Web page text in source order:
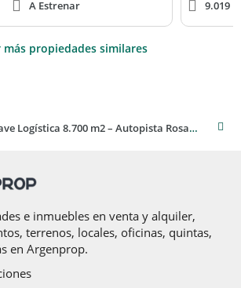
A Estrenar 9.019
más propiedades similares
Córdoba y Wilde - Nave Logística 8.700 m2 – Autopista Rosario-Cordoba
e inmuebles en venta y alquiler,
terrenos, locales, oficinas, quintas,
en Argenprop.